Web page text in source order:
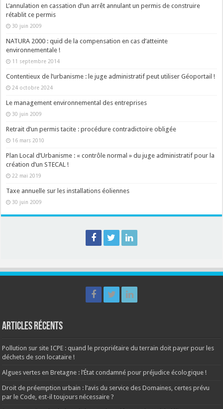
L’annulation en cassation d’un arrêt annulant un permis de construire
rétablit ce permis
30 juin 2009
NATURA 2000 : quid de la compensation en cas d’atteinte
environnementale !
11 septembre 2014
Contentieux de l’urbanisme : le juge administratif peut utiliser Géoportail !
24 octobre 2024
Le management environnemental des entreprises
30 juin 2009
Retrait d’un permis tacite : procédure contradictoire obligée
16 mars 2010
Plan Local d’Urbanisme : « contrôle normal » du juge administratif pour la
création d’un STECAL !
22 mai 2019
Taxe annuelle sur les installations éoliennes
30 juin 2009
Articles récents
Pollution sur site ICPE : quand le propriétaire du terrain doit payer pour les
déchets de son locataire !
Algues vertes en Bretagne : l’État condamné pour préjudice écologique !
Droit de préemption urbain : l’avis du service des Domaines, certes prévu
par le Code, est-il toujours nécessaire ?